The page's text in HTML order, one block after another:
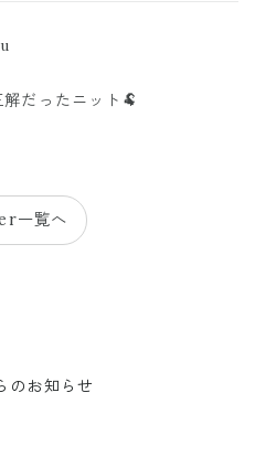
解だったニット🐏
一覧へ
お知らせ